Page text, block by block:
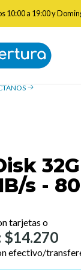
10:00 a 19:00 y
32GB UHS-I
preguntas? Estamos
s -
tarjetas o
$14.270
efectivo/